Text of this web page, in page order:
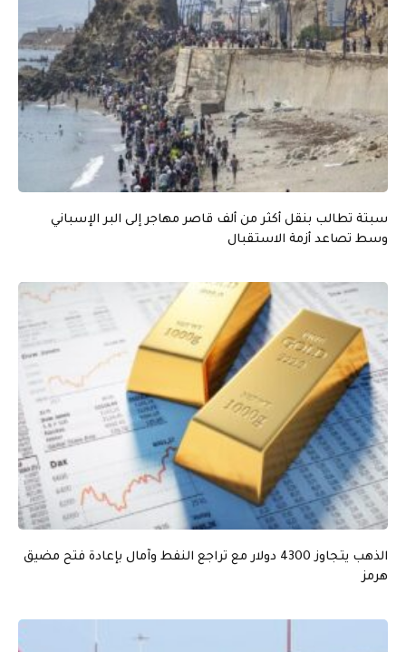
سبتة تطالب بنقل أكثر من ألف قاصر مهاجر إلى البر الإسباني
وسط تصاعد أزمة الاستقبال
الذهب يتجاوز 4300 دولار مع تراجع النفط وآمال بإعادة فتح مضيق
هرمز